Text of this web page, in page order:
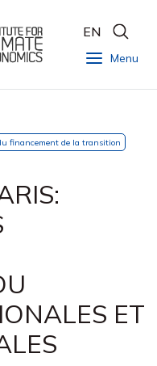
Menu
EN
financement de la transition
ET